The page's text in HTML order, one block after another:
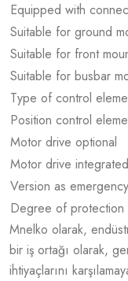
Equipped with
Suitable for ground
Suitable for front
Suitable for busbar
Type of control
Position control
Motor drive optional
Motor drive integrated
Version as
Degree of protection
Mnelko olarak,
bir iş ortağı olarak,
ihtiyaçlarını